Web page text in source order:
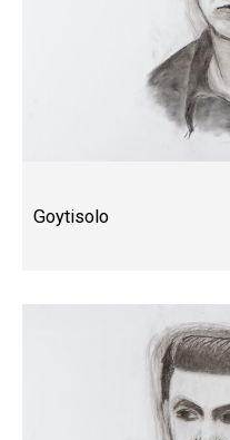
Goytisolo